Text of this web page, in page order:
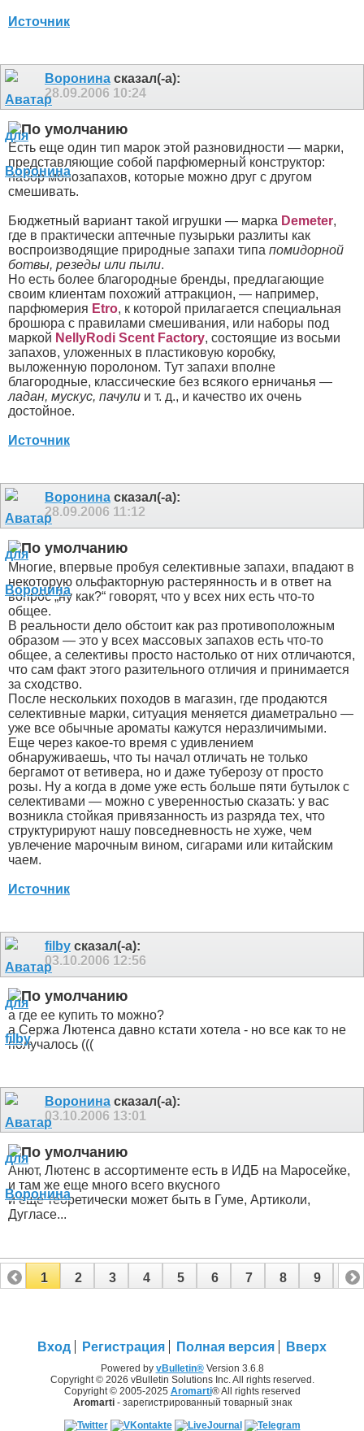
Источник
Воронина сказал(-а):
28.09.2006 10:24
Есть еще один тип марок этой разновидности — марки,
представляющие собой парфюмерный конструктор:
набор монозапахов, которые можно друг с другом
смешивать.
Бюджетный вариант такой игрушки — марка Demeter,
где в практически аптечные пузырьки разлиты как
воспроизводящие природные запахи типа помидорной
ботвы, резеды или пыли.
Но есть более благородные бренды, предлагающие
своим клиентам похожий аттракцион, — например,
парфюмерия Etro, к которой прилагается специальная
брошюра с правилами смешивания, или наборы под
маркой NellyRodi Scent Factory, состоящие из восьми
запахов, уложенных в пластиковую коробку,
выложенную поролоном. Тут запахи вполне
благородные, классические без всякого ерничанья —
ладан, мускус, пачули и т. д., и качество их очень
достойное.
Источник
Воронина сказал(-а):
28.09.2006 11:12
Многие, впервые пробуя селективные запахи, впадают в
некоторую ольфакторную растерянность и в ответ на
вопрос „ну как?“ говорят, что у всех них есть что-то
общее.
В реальности дело обстоит как pаз пpотивоположным
обpазом — это у всех массовых запахов есть что-то
общее, а селективы просто настолько от них отличаются,
что сам факт этого разительного отличия и принимается
за сходство.
После нескольких походов в магазин, где продаются
селективные марки, ситуация меняется диаметрально —
уже все обычные ароматы кажутся неразличимыми.
Еще через какое-то время с удивлением
обнаруживаешь, что ты начал отличать не только
бергамот от ветивера, но и даже туберозу от просто
розы. Ну а когда в доме уже есть больше пяти бутылок с
селективами — можно с уверенностью сказать: у вас
возникла стойкая привязанность из разряда тех, что
структурируют нашу повседневность не хуже, чем
увлечение марочным вином, сигарами или китайским
чаем.
Источник
filby сказал(-а):
03.10.2006 12:56
а где ее купить то можно?
а Сержа Лютенса давно кстати хотела - но все как то не
получалось (((
Воронина сказал(-а):
03.10.2006 13:01
Анют, Лютенс в ассортименте есть в ИДБ на Маросейке,
и там же еще много всего вкусного
и еще теоретически может быть в Гуме, Артиколи,
Дугласе...
1 2 3 4 5 6 7 8 9 10
Вход Регистрация Полная версия Вверх
Powered by vBulletin®Version 3.6.8
Copyright © 2026 vBulletin Solutions Inc. All rights reserved.
Copyright © 2005-2025 Aromarti® All rights reserved
Aromarti- зарегистрированный товарный знак